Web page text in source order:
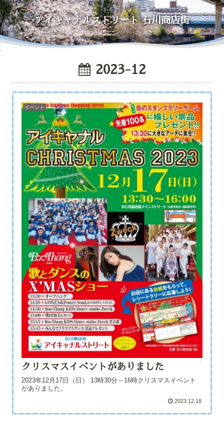
アイキャナルストリート石川商店街
2023-12
イベント
クリスマスイベントがありました
2023年12月17日（日） 13時30分～16時クリスマスイベント
がありました。
2023.12.18